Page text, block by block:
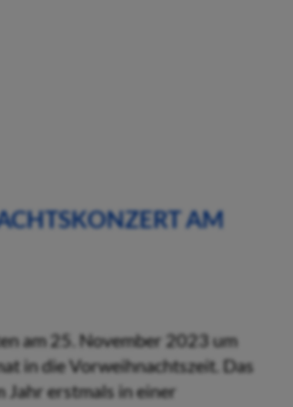
AM
am 25. November 2023 um
in die Vorweihnachtszeit. Das
erstmals in einer